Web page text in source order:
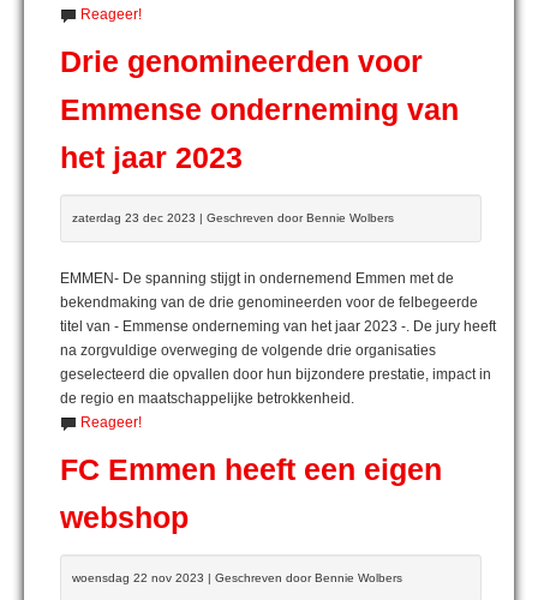
Reageer!
Drie genomineerden voor
Emmense onderneming van
het jaar 2023
zaterdag 23 dec 2023 | Geschreven door Bennie Wolbers
EMMEN- De spanning stijgt in ondernemend Emmen met de
bekendmaking van de drie genomineerden voor de felbegeerde
titel van - Emmense onderneming van het jaar 2023 -. De jury heeft
na zorgvuldige overweging de volgende drie organisaties
geselecteerd die opvallen door hun bijzondere prestatie, impact in
de regio en maatschappelijke betrokkenheid.
Reageer!
FC Emmen heeft een eigen
webshop
woensdag 22 nov 2023 | Geschreven door Bennie Wolbers